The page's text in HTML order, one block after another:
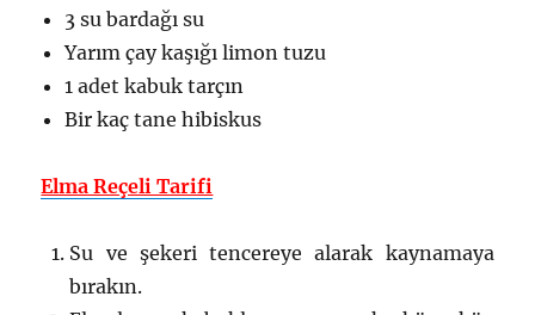
3 su bardağı su
Yarım çay kaşığı limon tuzu
1 adet kabuk tarçın
Bir kaç tane hibiskus
Elma Reçeli Tarifi
Su ve şekeri tencereye alarak kaynamaya
bırakın.